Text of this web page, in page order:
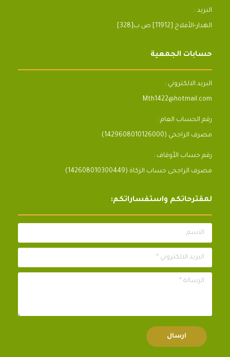
البريد :
[328]الهدار-الأفلاج [11912] ص.ب
حسابات الجمعية
البريد الالكتروني :
Mth1422@hotmail.com
رقم الحساب العام :
مصرف الراجحي (1429608010126000)
رقم حساب الأوقاف :
مصرف الراجحى حساب الزكاة (142608010300449)
لمقترحاتكم واستفساراتكم:
الاسم
البريد الالكتروني *
الرسالة *